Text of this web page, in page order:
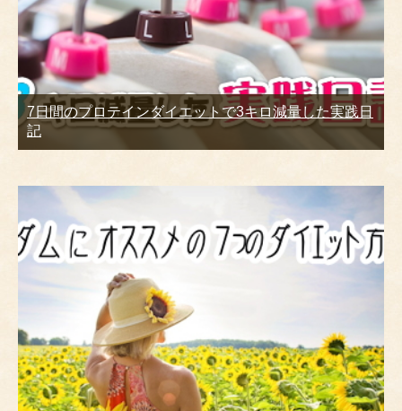
7日間のプロテインダイエットで3キロ減量した実践日
記